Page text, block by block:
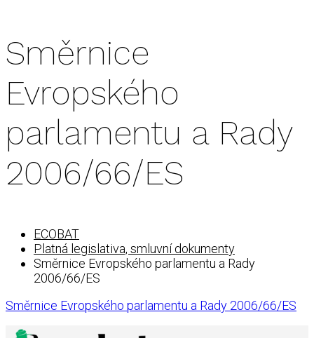
Směrnice
Evropského
parlamentu a Rady
2006/66/ES
ECOBAT
Platná legislativa, smluvní dokumenty
Směrnice Evropského parlamentu a Rady
2006/66/ES
Směrnice Evropského parlamentu a Rady 2006/66/ES